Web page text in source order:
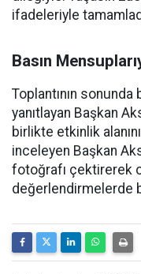
ifadeleriyle
Basın
Toplantının sonunda
yanıtlayan Başkan
birlikte etkinlik
inceleyen Başkan
fotoğrafı çektirerek
değerlendirmelerde